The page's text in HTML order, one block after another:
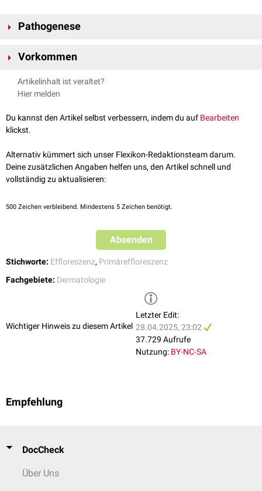
Pathogenese
Flüssigkeitsaustrom und Lockerung umliegender Zellkontakte, so dass
Vorkommen
Varizellen(Windpocken)
Pocken
Zoster
Hand-Fuß-Mund-Krankheit
Dyshidrose
Impetigo contagiosa
Artikelinhalt ist veraltet?
Hier melden
Du kannst den Artikel selbst verbessern, indem du auf Bearbeiten
klickst.
Alternativ kümmert sich unser Flexikon-Redaktionsteam darum.
Deine zusätzlichen Angaben helfen uns, den Artikel schnell und
vollständig zu aktualisieren:
500 Zeichen verbleibend. Mindestens 5 Zeichen benötigt.
Absenden
Stichworte: Effloreszenz, Primäreffloreszenz
Fachgebiete: Dermatologie
Wichtiger Hinweis zu diesem Artikel
Letzter Edit:
28.04.2025, 23:02
37.729 Aufrufe
Nutzung: BY-NC-SA
Empfehlung
DocCheck
Über Uns